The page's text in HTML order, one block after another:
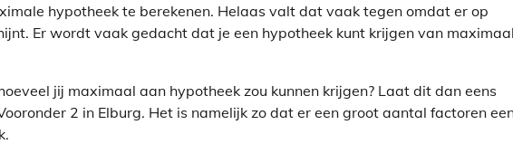
hypotheek te berekenen. Helaas valt dat vaak tegen omdat er op
Er wordt vaak gedacht dat je een hypotheek kunt krijgen van
jij maximaal aan hypotheek zou kunnen krijgen? Laat dit dan eens
2 in Elburg. Het is namelijk zo dat er een groot aantal factoren